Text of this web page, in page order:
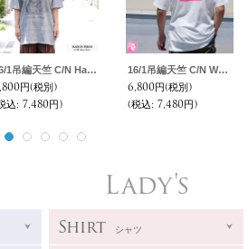
16/1吊編天竺 C/N Haydn Joseph プリント S/S Tee【MADE IN TOKYO】『東京製』/ Upscape Audience
円(税別)
込: 7,480円)
16/1吊編天竺 C/N Wolfgang Colorプリント S/S Tee【MADE IN TOKYO】『東京製』/ Upscape Audience
6,800円(税別)
(税込: 7,480円)
Lady's
Shirt シャツ